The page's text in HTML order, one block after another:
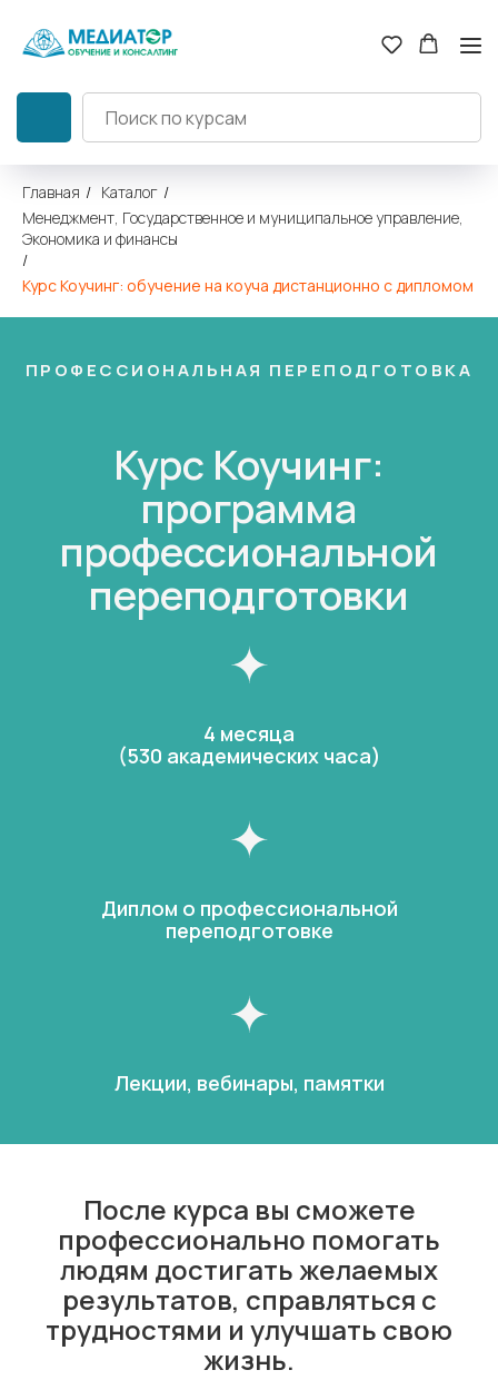
Главная / Каталог /
Менеджмент, Государственное и муниципальное управление,
Экономика и финансы
/
Курс Коучинг: обучение на коуча дистанционно с дипломом
ПРОФЕССИОНАЛЬНАЯ ПЕРЕПОДГОТОВКА
Курс Коучинг:
программа
профессиональной
переподготовки
4 месяца
(530 академических часа)
Диплом о профессиональной
переподготовке
Лекции, вебинары, памятки
После курса вы сможете
профессионально помогать
людям достигать желаемых
результатов, справляться с
трудностями и улучшать свою
жизнь.